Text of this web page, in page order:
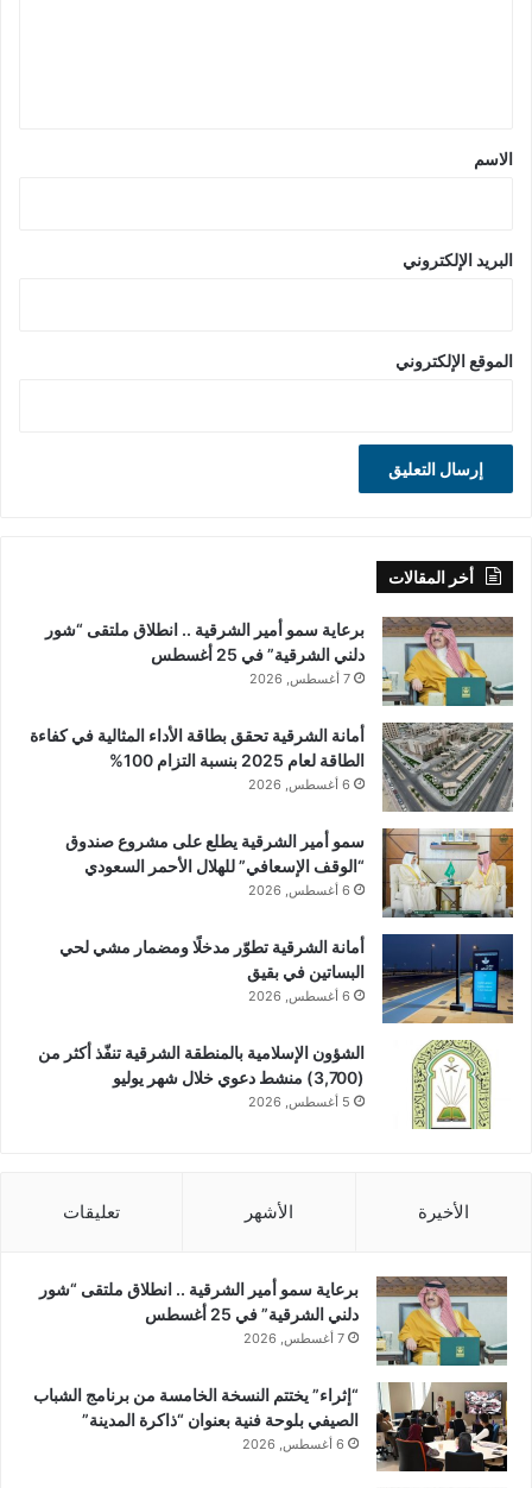
*
الاسم
البريد الإلكتروني
الموقع الإلكتروني
أخر المقالات
برعاية سمو أمير الشرقية .. انطلاق ملتقى “شور
دلني الشرقية” في 25 أغسطس
7 أغسطس, 2026
أمانة الشرقية تحقق بطاقة الأداء المثالية في كفاءة
الطاقة لعام 2025 بنسبة التزام 100%
6 أغسطس, 2026
سمو أمير الشرقية يطلع على مشروع صندوق
“الوقف الإسعافي” للهلال الأحمر السعودي
6 أغسطس, 2026
أمانة الشرقية تطوّر مدخلًا ومضمار مشي لحي
البساتين في بقيق
6 أغسطس, 2026
الشؤون الإسلامية بالمنطقة الشرقية تنفّذ أكثر من
(3,700) منشط دعوي خلال شهر يوليو
5 أغسطس, 2026
الأخيرة الأشهر تعليقات
برعاية سمو أمير الشرقية .. انطلاق ملتقى “شور
دلني الشرقية” في 25 أغسطس
7 أغسطس, 2026
“إثراء” يختتم النسخة الخامسة من برنامج الشباب
الصيفي بلوحة فنية بعنوان “ذاكرة المدينة”
6 أغسطس, 2026